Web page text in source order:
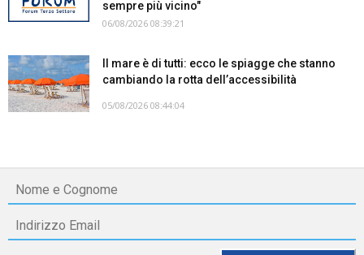
sempre più vicino"
06/08/2026 08:39:21
Il mare è di tutti: ecco le spiagge che stanno
cambiando la rotta dell’accessibilità
05/08/2026 08:44:04